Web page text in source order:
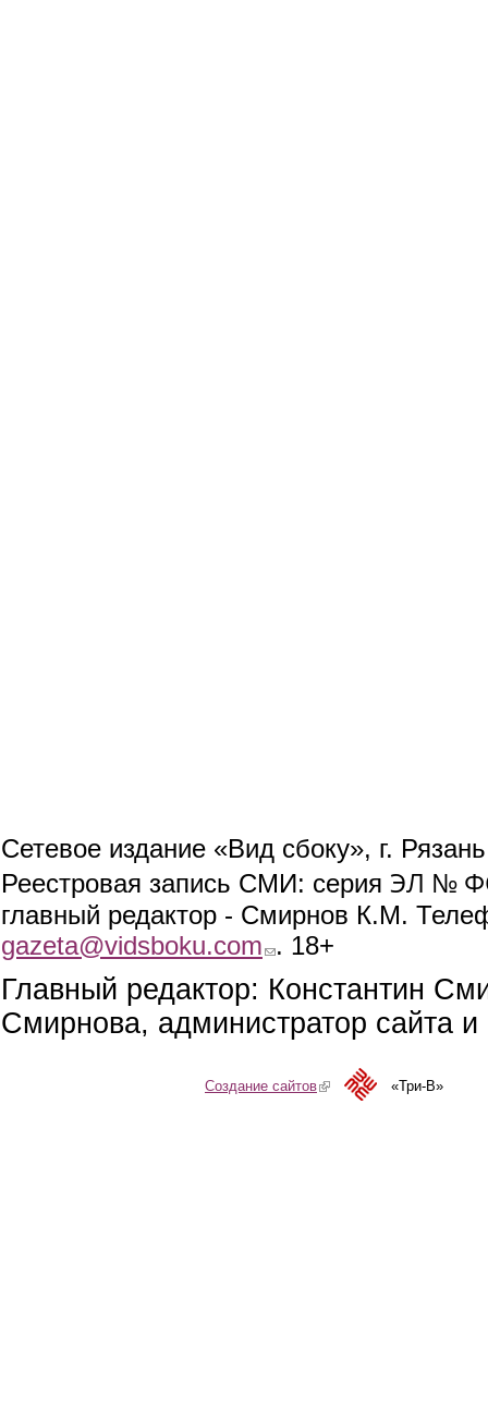
Сетевое издание «Вид сбоку», г.
Реестровая запись СМИ: серия ЭЛ №
главный редактор - Смирнов К.М.
gazeta@vidsboku.com (link sends e-mail)
. 18+
Главный редактор: Константин
Смирнова, администратор сайта
Создание сайтов(link is external)«Три-В»